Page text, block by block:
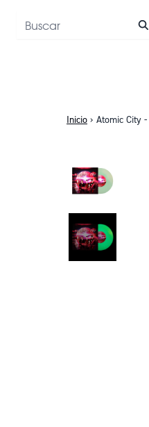
Inicio › Atomic City